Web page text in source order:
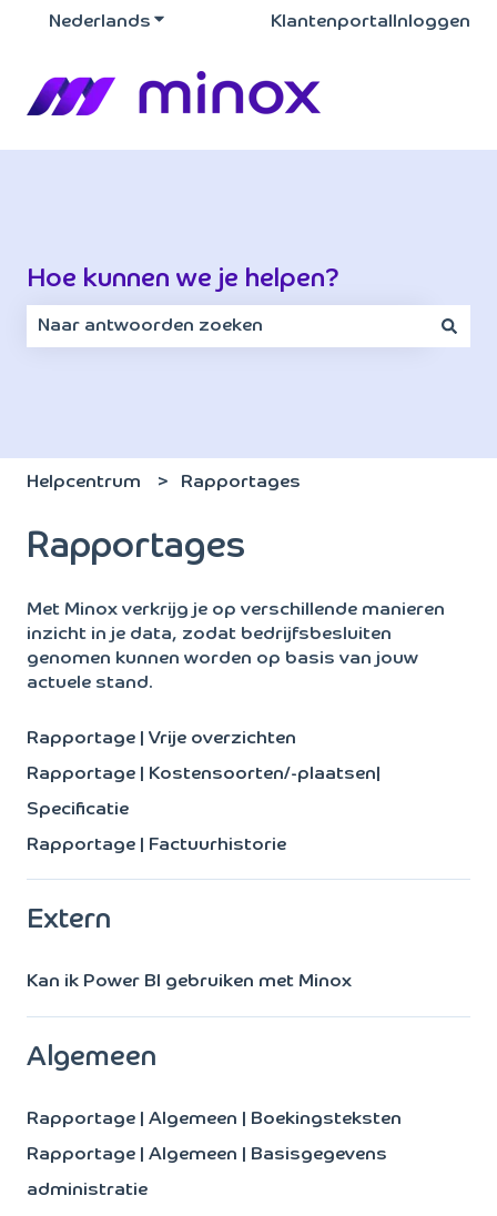
Nederlands Submenu tonen voor vertalingen
Klantenportal Inloggen
Hoe kunnen we je helpen?
Helpcentrum Rapportages
Rapportages
Met Minox verkrijg je op verschillende manieren
inzicht in je data, zodat bedrijfsbesluiten
genomen kunnen worden op basis van jouw
actuele stand.
Rapportage | Vrije overzichten
Rapportage | Kostensoorten/-plaatsen|
Specificatie
Rapportage | Factuurhistorie
Extern
Kan ik Power BI gebruiken met Minox
Algemeen
Rapportage | Algemeen | Boekingsteksten
Rapportage | Algemeen | Basisgegevens
administratie